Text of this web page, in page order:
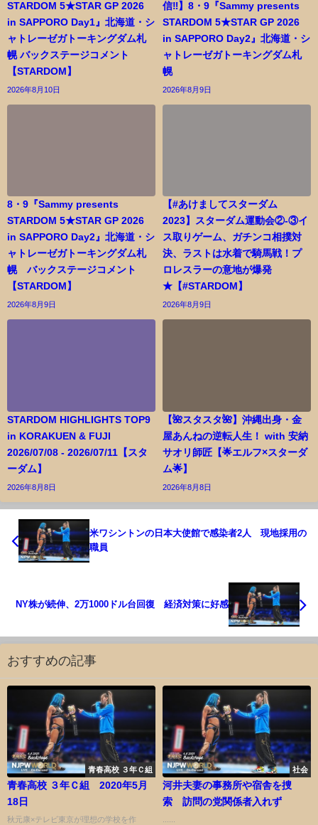
STARDOM 5★STAR GP 2026
in SAPPORO Day1』北海道・シ
ャトレーゼガトーキングダム札
幌 バックステージコメント
【STARDOM】
2026年8月10日
信‼️】8・9『Sammy presents
STARDOM 5★STAR GP 2026
in SAPPORO Day2』北海道・シ
ャトレーゼガトーキングダム札
幌
2026年8月9日
8・9『Sammy presents
STARDOM 5★STAR GP 2026
in SAPPORO Day2』北海道・シ
ャトレーゼガトーキングダム札
幌 バックステージコメント
【STARDOM】
2026年8月9日
【#あけましてスターダム
2023】スターダム運動会②-③イ
ス取りゲーム、ガチンコ相撲対
決、ラストは水着で騎馬戦！プ
ロレスラーの意地が爆発
★【#STARDOM】
2026年8月9日
STARDOM HIGHLIGHTS TOP9
in KORAKUEN & FUJI
2026/07/08 - 2026/07/11【スタ
ーダム】
2026年8月8日
【🌺スタスタ🌺】沖縄出身・金
屋あんねの逆転人生！ with 安納
サオリ師匠【🌟エルフ×スターダ
ム🌟】
2026年8月8日
米ワシントンの日本大使館で感染者2人 現地採用の
職員
NY株が続伸、2万1000ドル台回復 経済対策に好感
おすすめの記事
青春高校 ３年Ｃ組
青春高校 ３年Ｃ組 2020年5月
18日
秋元康×テレビ東京が理想の学校を作
社会
河井夫妻の事務所や宿舎を捜
索 訪問の党関係者入れず